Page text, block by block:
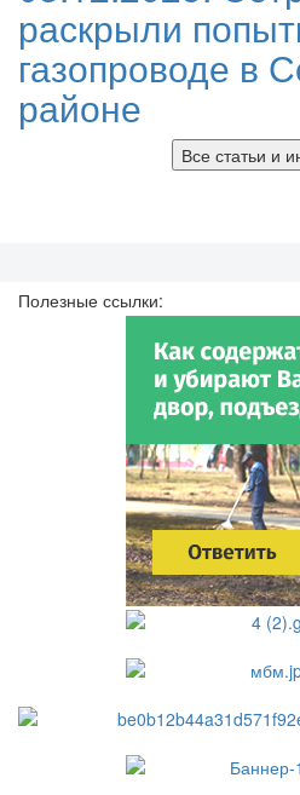
раскрыли
газопроводе в
районе
Все статьи и
Полезные ссылки: